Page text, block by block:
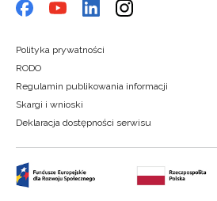
Polityka prywatności
RODO
Regulamin publikowania informacji
Skargi i wnioski
Deklaracja dostępności serwisu